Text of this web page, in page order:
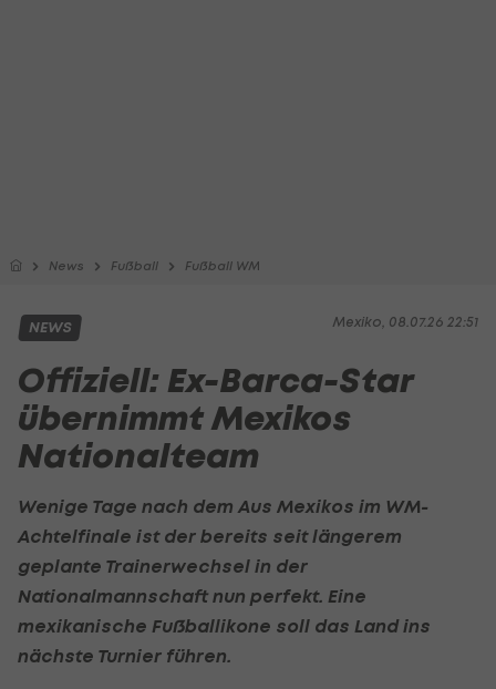
News Fußball Fußball WM
Mexiko, 08.07.26 22:51
NEWS
Offiziell: Ex-Barca-Star
übernimmt Mexikos
Nationalteam
Wenige Tage nach dem Aus Mexikos im WM-
Achtelfinale ist der bereits seit längerem
geplante Trainerwechsel in der
Nationalmannschaft nun perfekt. Eine
mexikanische Fußballikone soll das Land ins
nächste Turnier führen.